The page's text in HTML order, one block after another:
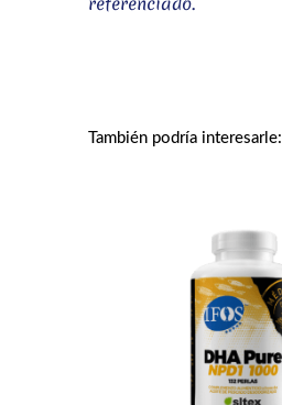
También podría interesarle: